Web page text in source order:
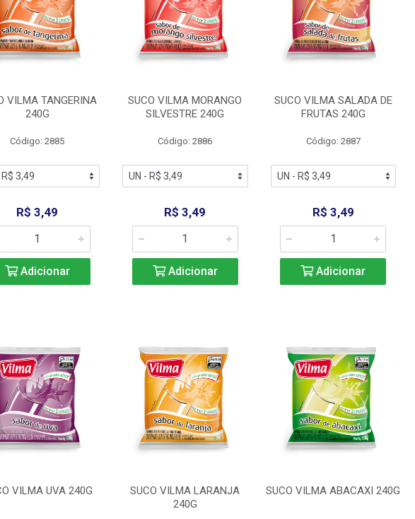
VILMA TANGERINA
240G
Código: 2885
R$ 3,49
Adicionar
SUCO VILMA MORANGO
SILVESTRE 240G
Código: 2886
R$ 3,49
Adicionar
SUCO VILMA SALADA DE
FRUTAS 240G
Código: 2887
R$ 3,49
Adicionar
VILMA UVA 240G
SUCO VILMA LARANJA
240G
SUCO VILMA ABACAXI 240G